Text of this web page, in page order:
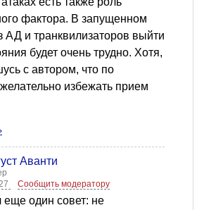
фактора. В запущенном
АД и транквилизаторов выйти
будет очень трудно. Хотя,
с автором, что по
избежать прием
Аванти
Сообщить модератору
один совет: не